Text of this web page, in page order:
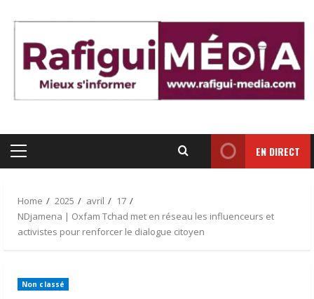
content
Primary
EN DIRECT
Home 2025 avril
17
NDjamena | Oxfam Tchad met en réseau les influenceurs et
activistes pour renforcer le dialogue citoyen
Non classé